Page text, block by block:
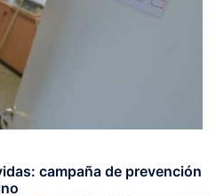
campaña de prevención